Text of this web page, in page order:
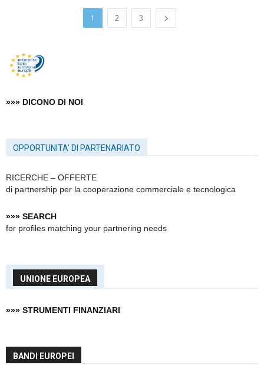
1 2 3
»»» DICONO DI NOI
OPPORTUNITA’ DI PARTENARIATO
RICERCHE – OFFERTE
di partnership per la cooperazione commerciale e tecnologica
»»» SEARCH
for profiles matching your partnering needs
UNIONE EUROPEA
»»» STRUMENTI FINANZIARI
BANDI EUROPEI